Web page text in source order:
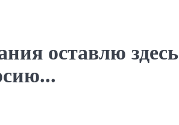
оставлю здесь